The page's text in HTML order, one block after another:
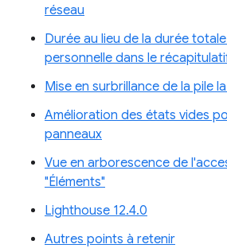
réseau
Durée au lieu de la durée
personnelle dans le
Mise en surbrillance de la pile
Amélioration des états vides
panneaux
Vue en arborescence de
"Éléments"
Lighthouse 12.4.0
Autres points à retenir